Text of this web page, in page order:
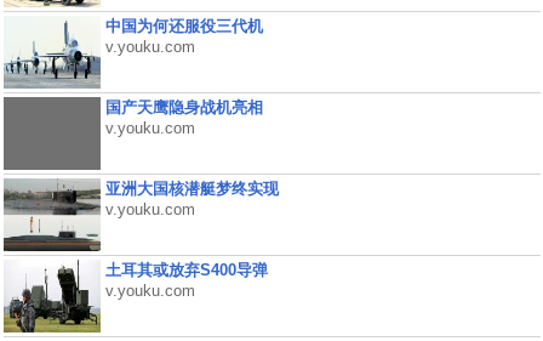
中国为何还服役三代机
v.youku.com
国产天鹰隐身战机亮相
v.youku.com
亚洲大国核潜艇梦终实现
v.youku.com
土耳其或放弃S400导弹
v.youku.com